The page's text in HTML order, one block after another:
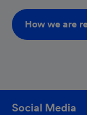
How we are
Social Media